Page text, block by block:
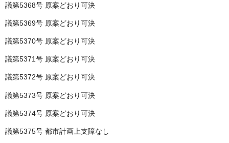
議第5368号 原案どおり可決
議第5369号 原案どおり可決
議第5370号 原案どおり可決
議第5371号 原案どおり可決
議第5372号 原案どおり可決
議第5373号 原案どおり可決
議第5374号 原案どおり可決
議第5375号 都市計画上支障なし